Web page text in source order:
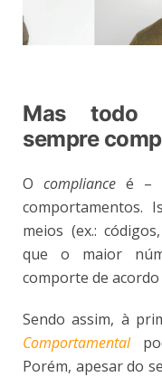
Mas todo
sempre
Ocompliance é –
comportamentos.
meios (ex.:
que o maior
comporte de
Sendo assim, à
Comportamental
Porém, apesar do